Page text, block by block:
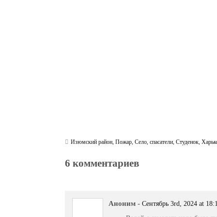
Изюмский район,Пожар,Село,спасатели,Студенок,
6 комментариев
Аноним - Сентябрь 3rd, 2024 at